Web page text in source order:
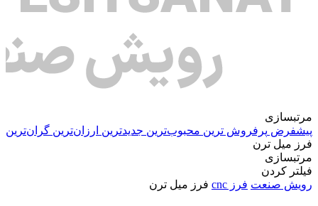
مرتبسازی
پیشفرض پرفروش ترین محبوب‌ترین جدیدترین ارزان‌ترین گران‌ترین
فرز میل ترن
مرتبسازی
فیلتر کردن
رویش صنعت فرز cnc فرز میل ترن